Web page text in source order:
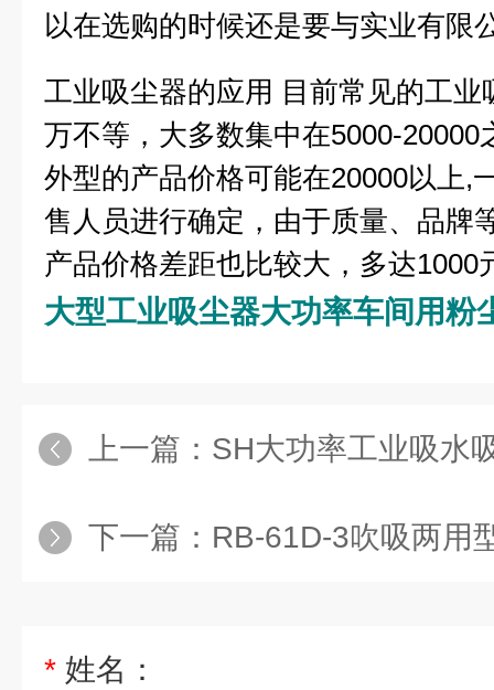
以在选购的时候还是要与实业有限
工业吸尘器的应用 目前常见的工
万不等，大多数集中在5000-20000
外型的产品价格可能在20000以上,
售人员进行确定，由于质量、品牌
产品价格差距也比较大，多达1000
大型工业吸尘器大功率车间用粉
上一篇： SH大功率工业吸水吸尘
下一篇： RB-61D-3吹吸两用型配套
* 姓名：